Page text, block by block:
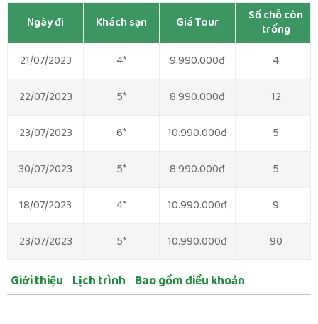
Ngày đi Khách sạn Giá Tour
Số chỗ còn
trống
21/07/2023
4* 9.990.000đ 4
22/07/2023 5* 8.990.000đ 12
23/07/2023 6* 10.990.000đ 5
30/07/2023 5* 8.990.000đ 5
18/07/2023 4* 10.990.000đ 9
23/07/2023 5* 10.990.000đ 90
Giới thiệu Lịch trình Bao gồm điều khoản